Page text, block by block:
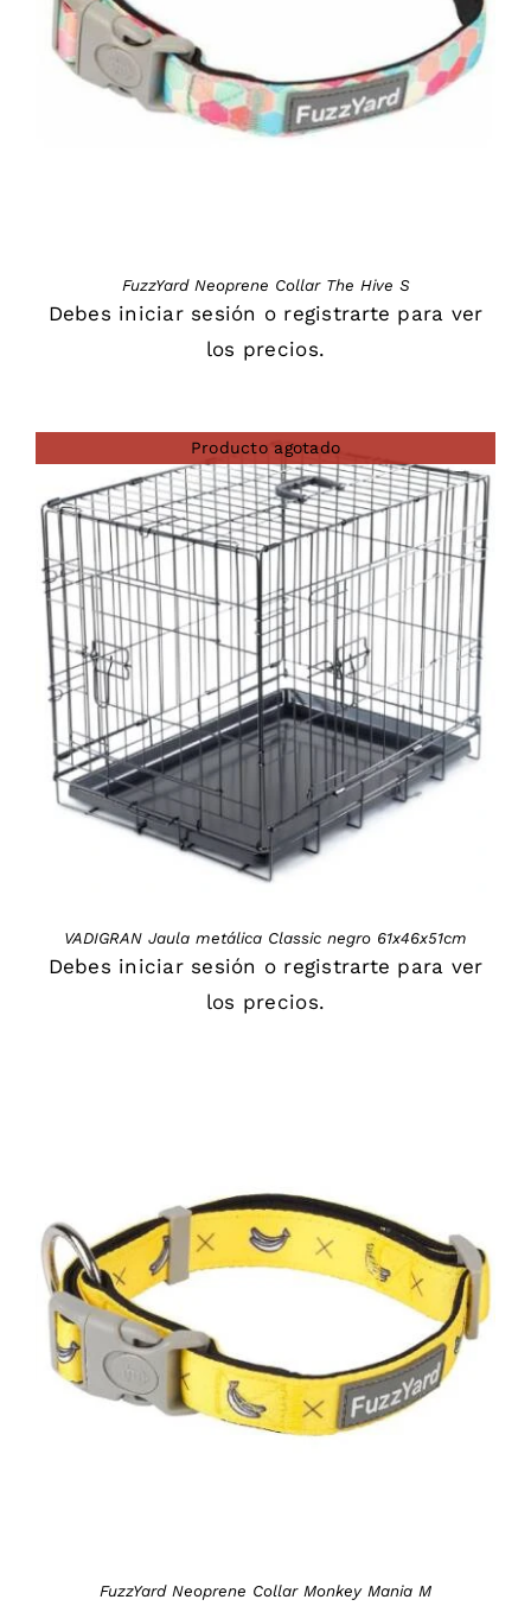
FuzzYard Neoprene Collar The Hive S
Debes iniciar sesión o registrarte para ver
los precios.
Producto agotado
DETAILS
VADIGRAN Jaula metálica Classic negro 61x46x51cm
Debes iniciar sesión o registrarte para ver
los precios.
FuzzYard Neoprene Collar Monkey Mania M